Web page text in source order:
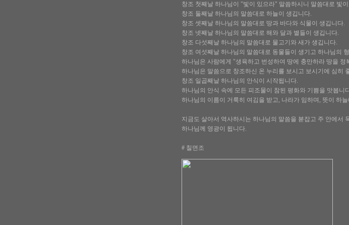
창조 첫째날 하나님이 "빛이 있으라" 말씀하시니 말씀대로 빛
창조 둘째날 하나님의 말씀대로 하늘이 생깁니다.
창조 셋째날 하나님의 말씀대로 땅과 바다와 식물이 생깁니다.
창조 넷째날 하나님의 말씀대로 해와 달과 별들이 생깁니다.
창조 다섯째날 하나님의 말씀대로 물고기와 새가 생깁니다.
창조 여섯째날 하나님의 말씀대로 동물들이 생기고 하나님의
하나님은 사람에게 "생육하고 번성하여 땅에 충만하라 땅을 정
하나님은 말씀으로 창조하신 온 누리를 보시고 보시기에 심히
창조 일곱째날 하나님의 안식이 시작됩니다.
하나님의 안식 속에 모든 피조물이 참된 평화와 기쁨을 맛봅니
하나님의 이름이 거룩히 여김을 받고, 나라가 임하며, 뜻이 하
지금도 살아서 역사하시는 하나님의 말씀을 붇잡고 주 안에서
하나님께 영광이 됩니다.
# 칠면조